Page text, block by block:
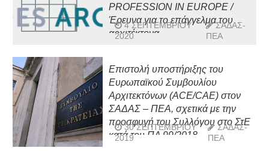
PROFESSION IN EUROPE /
Έρευνα για το επάγγελμα του
αρχιτέκτονα
4 ΣΕΠΤΕΜΒΡΊΟΥ
2020
ΣΑΔΑΣ-
ΠΕΑ
Επιστολή υποστήριξης του
Ευρωπαϊκού Συμβουλίου
Αρχιτεκτόνων (ACE/CAE) στον
ΣΑΔΑΣ – ΠΕΑ, σχετικά με την
προσφυγή του Συλλόγου στο ΣτΕ
κατά του ΠΔ 99/2018
30 ΣΕΠΤΕΜΒΡΊΟΥ
2019
ΣΑΔΑΣ-
ΠΕΑ